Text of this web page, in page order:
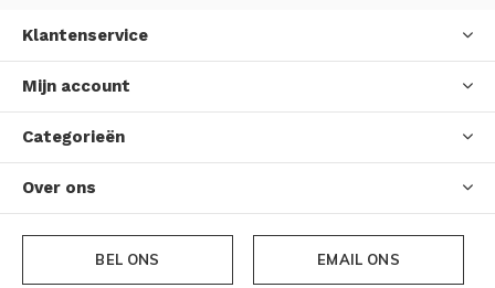
Klantenservice
Mijn account
Categorieën
Over ons
BEL ONS EMAIL ONS